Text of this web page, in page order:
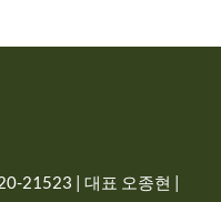
21523 | 대표 오종현 |